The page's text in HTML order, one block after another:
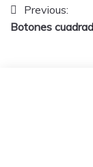
de
Previous:
Botones